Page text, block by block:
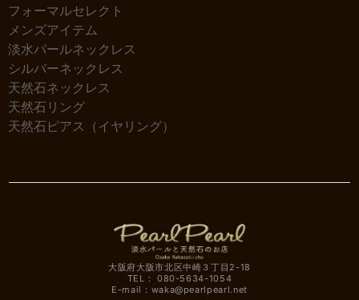
フォーマルセレクト
メンズアイテム
淡水パールネックレス
シルバーネックレス
天然石ネックレス
天然石リング
天然石ピアス（イヤリング）
大阪府大阪市北区中崎３丁目2-18
TEL： 080-5634-1054
E-mail： waka@pearlpearl.net